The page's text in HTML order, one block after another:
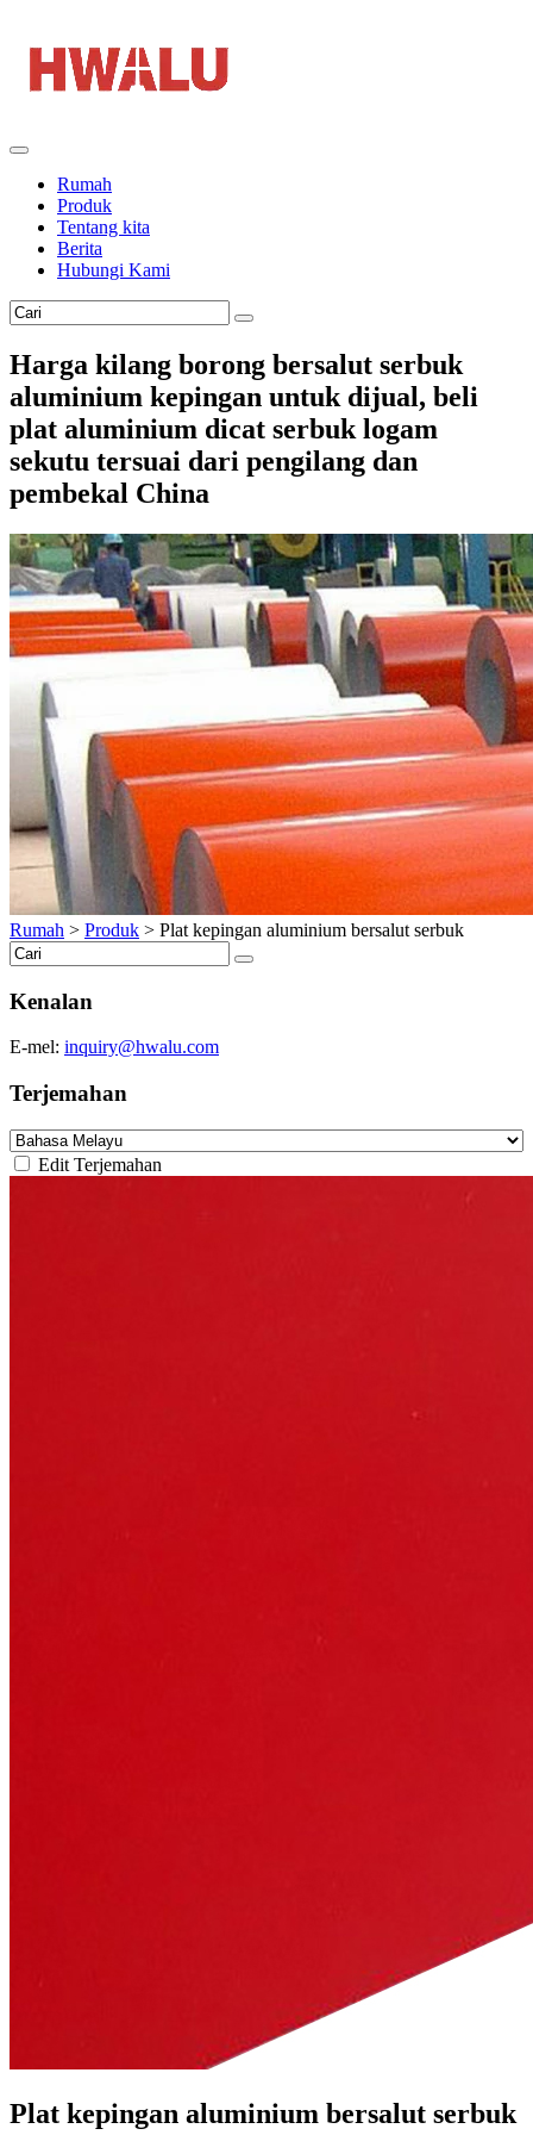
Rumah
Produk
Tentang kita
Berita
Hubungi Kami
Harga kilang borong bersalut serbuk
aluminium kepingan untuk dijual, beli
plat aluminium dicat serbuk logam
sekutu tersuai dari pengilang dan
pembekal China
Rumah > Produk > Plat kepingan aluminium bersalut serbuk
Kenalan
E-mel: inquiry@hwalu.com
Terjemahan
Edit Terjemahan
Plat kepingan aluminium bersalut serbuk